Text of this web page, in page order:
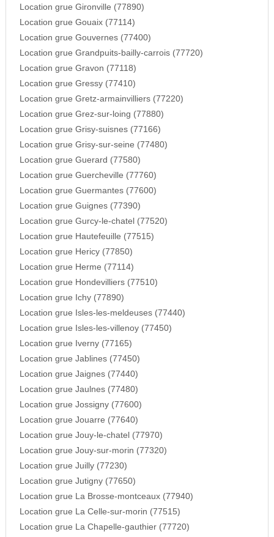
Location grue Gironville (77890)
Location grue Gouaix (77114)
Location grue Gouvernes (77400)
Location grue Grandpuits-bailly-carrois (77720)
Location grue Gravon (77118)
Location grue Gressy (77410)
Location grue Gretz-armainvilliers (77220)
Location grue Grez-sur-loing (77880)
Location grue Grisy-suisnes (77166)
Location grue Grisy-sur-seine (77480)
Location grue Guerard (77580)
Location grue Guercheville (77760)
Location grue Guermantes (77600)
Location grue Guignes (77390)
Location grue Gurcy-le-chatel (77520)
Location grue Hautefeuille (77515)
Location grue Hericy (77850)
Location grue Herme (77114)
Location grue Hondevilliers (77510)
Location grue Ichy (77890)
Location grue Isles-les-meldeuses (77440)
Location grue Isles-les-villenoy (77450)
Location grue Iverny (77165)
Location grue Jablines (77450)
Location grue Jaignes (77440)
Location grue Jaulnes (77480)
Location grue Jossigny (77600)
Location grue Jouarre (77640)
Location grue Jouy-le-chatel (77970)
Location grue Jouy-sur-morin (77320)
Location grue Juilly (77230)
Location grue Jutigny (77650)
Location grue La Brosse-montceaux (77940)
Location grue La Celle-sur-morin (77515)
Location grue La Chapelle-gauthier (77720)